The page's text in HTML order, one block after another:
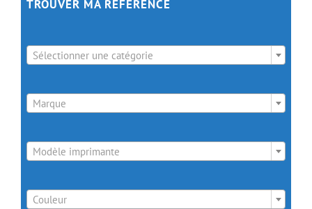
TROUVER MA RÉFÉRENCE
Sélectionner une catégorie
Marque
Modèle imprimante
Couleur